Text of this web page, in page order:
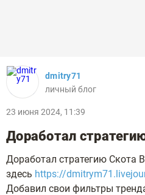
dmitry71
личный блог
23 июня 2024, 11:39
Доработал
Доработал стратегию Скота
здесь https://
Добавил свои фильтры